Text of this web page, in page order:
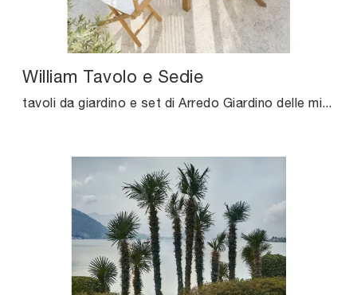
William Tavolo e Sedie
tavoli da giardino e set di Arredo Giardino delle migliori marche: scopri di più sul modello William Tavolo e Sedie di Unopiu, clicca subito!